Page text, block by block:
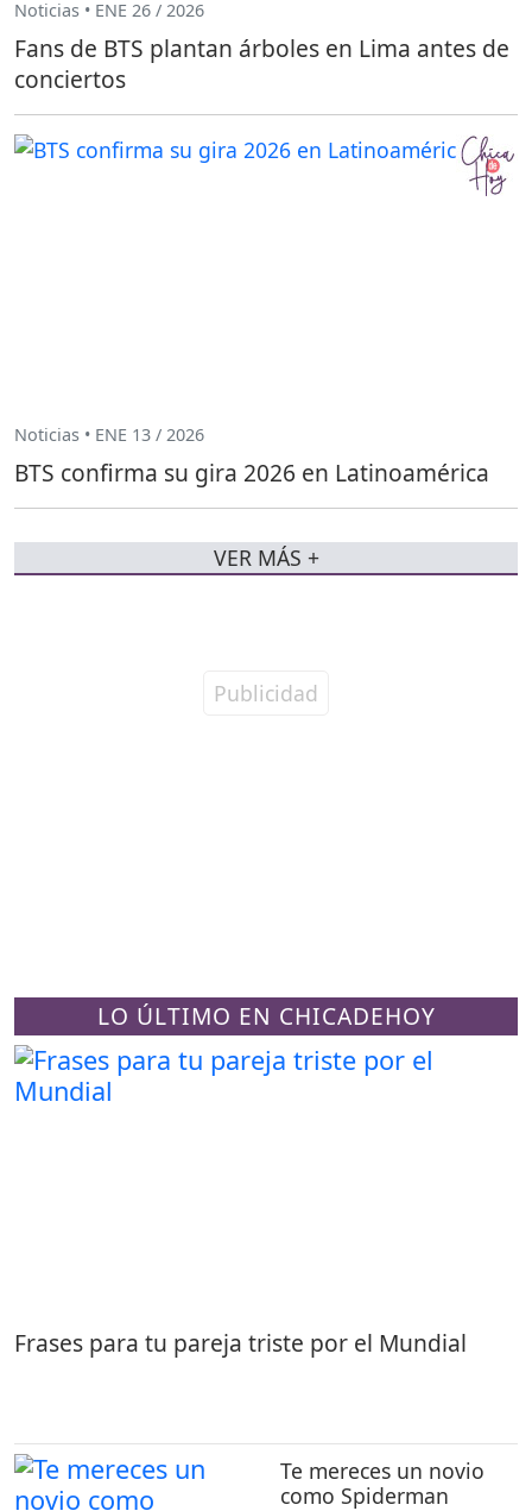
LO ÚLTIMO EN CHICADEHOY
Frases para tu pareja triste por el Mundial
Te mereces un novio
como Spiderman
Noticias • ENE 26 / 2026
Fans de BTS plantan árboles en Lima antes de
conciertos
Noticias • ENE 13 / 2026
BTS confirma su gira 2026 en Latinoamérica
VER MÁS +